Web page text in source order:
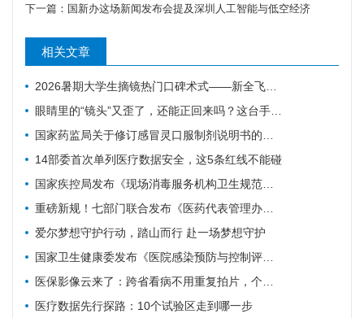
下一篇： 国新办这场新闻发布会提及深圳人工智能与低空经济
相关文章
2026暑期大学生摘镜热门口碑术式——新全飞秒SMILE pro散光增强版
眼睛里的“镜头”又歪了，还能正回来吗？这台手术做到了
国家药监局关于修订感冒灵口服制剂说明书的公告
14部委首次单列医疗数据安全，这5条红线不能碰
国家疾控局发布《现场消毒服务机构卫生规范》疾病预防控制行业标准
重磅新规！七部门联合发布《医药代表管理办法》，8月1日起施行
爱尔梦想守护行动，踏山而行 赴一场梦想守护
国家卫生健康委发布《医院感染预防与控制评价标准》
医保影像云来了：跨省看病不用重复拍片，个人隐私也要有专业保障
医疗数据先行探路：10个试验区走到哪一步